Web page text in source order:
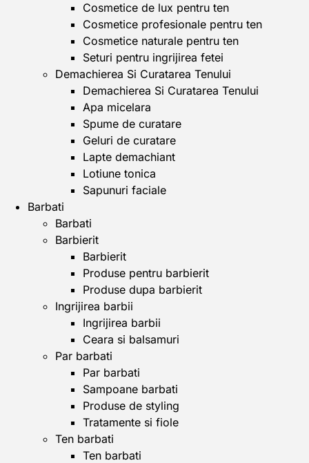
Cosmetice de lux pentru ten
Cosmetice profesionale pentru ten
Cosmetice naturale pentru ten
Seturi pentru ingrijirea fetei
Demachierea Si Curatarea Tenului
Demachierea Si Curatarea Tenului
Apa micelara
Spume de curatare
Geluri de curatare
Lapte demachiant
Lotiune tonica
Sapunuri faciale
Barbati
Barbati
Barbierit
Barbierit
Produse pentru barbierit
Produse dupa barbierit
Ingrijirea barbii
Ingrijirea barbii
Ceara si balsamuri
Par barbati
Par barbati
Sampoane barbati
Produse de styling
Tratamente si fiole
Ten barbati
Ten barbati